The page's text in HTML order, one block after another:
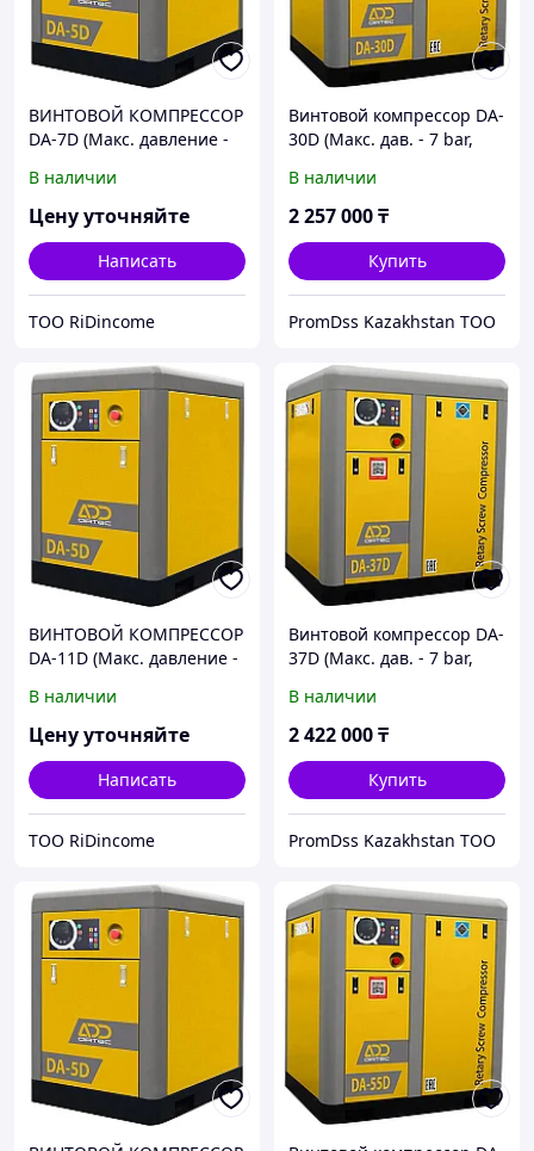
ВИНТОВОЙ КОМПРЕССОР
DA-7D (Макс. давление -
В наличии
Цену уточняйте
Написать
ТОО RiDincome
Винтовой компрессор DA-
30D (Макс. дав. - 7 bar,
В наличии
2 257 000₸
Купить
PromDss Kazakhstan TOO
ВИНТОВОЙ КОМПРЕССОР
DA-11D (Макс. давление -
В наличии
Цену уточняйте
Написать
ТОО RiDincome
Винтовой компрессор DA-
37D (Макс. дав. - 7 bar,
В наличии
2 422 000₸
Купить
PromDss Kazakhstan TOO